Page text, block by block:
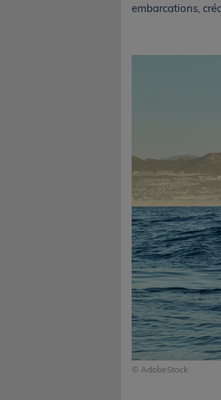
embarcations,
© AdobeStock